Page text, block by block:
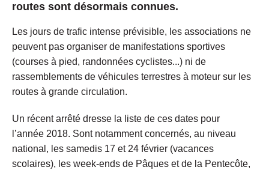
routes sont désormais connues.
Les jours de trafic intense prévisible, les associations ne
peuvent pas organiser de manifestations sportives
(courses à pied, randonnées cyclistes...) ni de
rassemblements de véhicules terrestres à moteur sur les
routes à grande circulation.
Un récent arrêté dresse la liste de ces dates pour
l’année 2018. Sont notamment concernés, au niveau
national, les samedis 17 et 24 février (vacances
scolaires), les week-ends de Pâques et de la Pentecôte,